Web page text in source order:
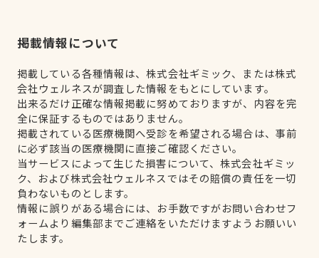
掲載情報について
掲載している各種情報は、株式会社ギミック、または株式
会社ウェルネスが調査した情報をもとにしています。
出来るだけ正確な情報掲載に努めておりますが、内容を完
全に保証するものではありません。
掲載されている医療機関へ受診を希望される場合は、事前
に必ず該当の医療機関に直接ご確認ください。
当サービスによって生じた損害について、株式会社ギミッ
ク、および株式会社ウェルネスではその賠償の責任を一切
負わないものとします。
情報に誤りがある場合には、お手数ですがお問い合わせフ
ォームより編集部までご連絡をいただけますようお願いい
たします。